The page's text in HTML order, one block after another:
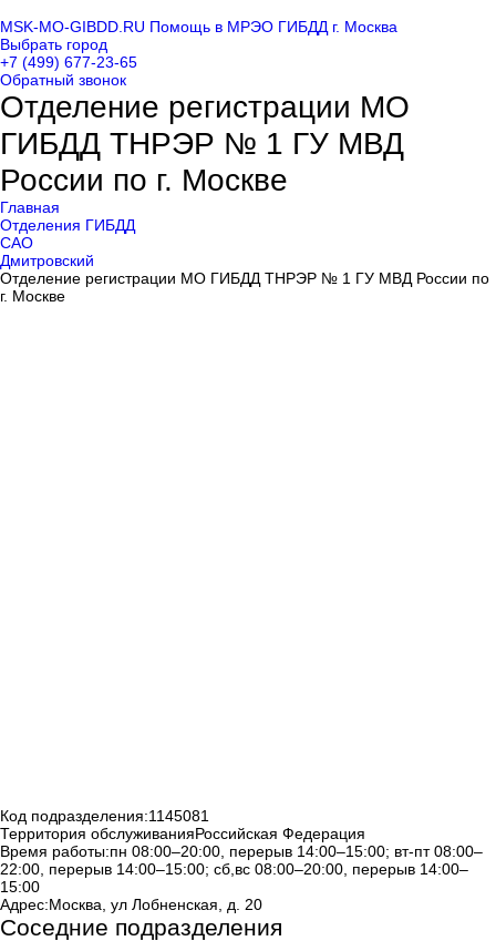
MSK-MO-GIBDD.RU Помощь в МРЭО ГИБДД г. Москва
Выбрать город
+7 (499) 677-23-65
Обратный звонок
Отделение регистрации МО
ГИБДД ТНРЭР № 1 ГУ МВД
России по г. Москве
Главная
Отделения ГИБДД
САО
Дмитровский
Отделение регистрации МО ГИБДД ТНРЭР № 1 ГУ МВД России по
г. Москве
Код подразделения:1145081
Территория обслуживанияРоссийская Федерация
Время работы:пн 08:00–20:00, перерыв 14:00–15:00; вт-пт 08:00–
22:00, перерыв 14:00–15:00; сб,вс 08:00–20:00, перерыв 14:00–
15:00
Адрес:Москва, ул Лобненская, д. 20
Соседние подразделения